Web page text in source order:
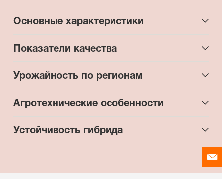
Основные характеристики
Показатели качества
Урожайность по регионам
Агротехнические особенности
Устойчивость гибрида